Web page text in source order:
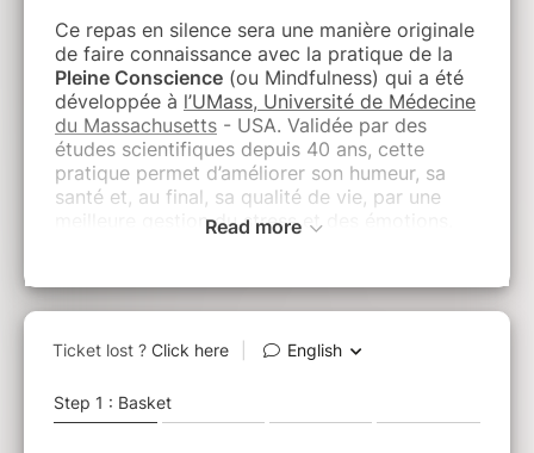
Ce repas en silence sera une manière originale
de faire connaissance avec la pratique de la
Pleine Conscience (ou Mindfulness) qui a été
développée à l’UMass, Université de Médecine
du Massachusetts - USA. Validée par des
études scientifiques depuis 40 ans, cette
pratique permet d’améliorer son humeur, sa
santé et, au final, sa qualité de vie, par une
meilleure gestion du stress et des émotions.
par l’équipe du professeur Jon Kabat-Zinn à
l’UMass, où elle a obtenu le titre d’"Instructeur
MBSR qualifié". Elle enseigne la pratique de la
Pleine Conscience dans les entreprises et
l'ADM (association pour le développement de
Read more